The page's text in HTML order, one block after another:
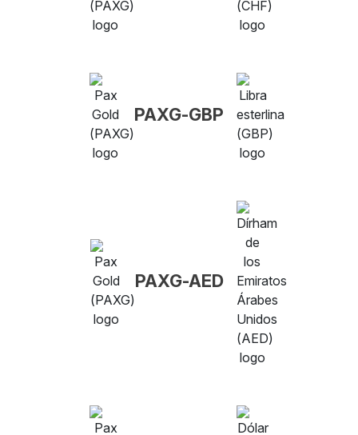
PAXG-GBP
PAXG-AED